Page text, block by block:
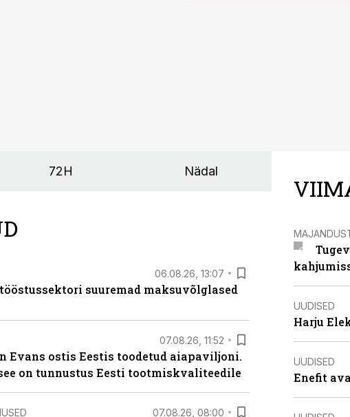
72H Nädal
06.08.26, 13:07
tööstussektori suuremad maksuvõlglased
07.08.26, 11:52
Evans ostis Eestis toodetud aiapaviljoni.
on tunnustus Eesti tootmiskvaliteedile
07.08.26, 08:00
UUDISED
Harju
UUDISED
Enefit